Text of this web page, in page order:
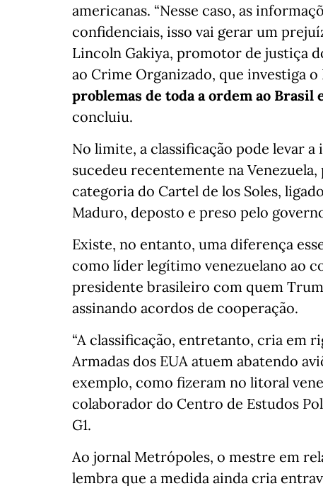
americanas. “Nesse caso, as
confidenciais, isso vai gerar um
Lincoln Gakiya, promotor de justiça
ao Crime Organizado, que investiga o
problemas de toda a ordem ao
concluiu.
No limite, a classificação pode levar
sucedeu recentemente na Venezuela,
categoria do Cartel de los Soles,
Maduro, deposto e preso pelo
Existe, no entanto, uma diferença
como líder legítimo venezuelano ao
presidente brasileiro com quem
assinando acordos de cooperação.
“A classificação, entretanto, cria em
Armadas dos EUA atuem abatendo
exemplo, como fizeram no litoral
colaborador do Centro de Estudos
G1.
Ao jornal Metrópoles, o mestre em
lembra que a medida ainda cria